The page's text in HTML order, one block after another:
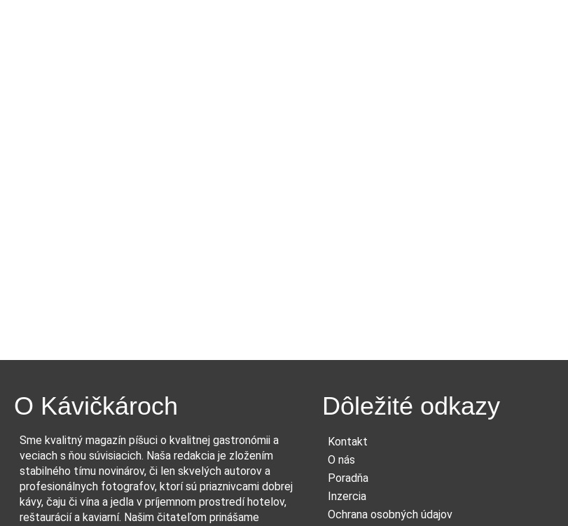
O Kávičkároch
Sme kvalitný magazín píšuci o kvalitnej gastronómii a
veciach s ňou súvisiacich. Naša redakcia je zložením
stabilného tímu novinárov, či len skvelých autorov a
profesionálnych fotografov, ktorí sú priaznivcami dobrej
kávy, čaju či vína a jedla v príjemnom prostredí hotelov,
reštaurácií a kaviarní. Našim čitateľom prinášame
Dôležité odkazy
Kontakt
O nás
Poradňa
Inzercia
Ochrana osobných údajov